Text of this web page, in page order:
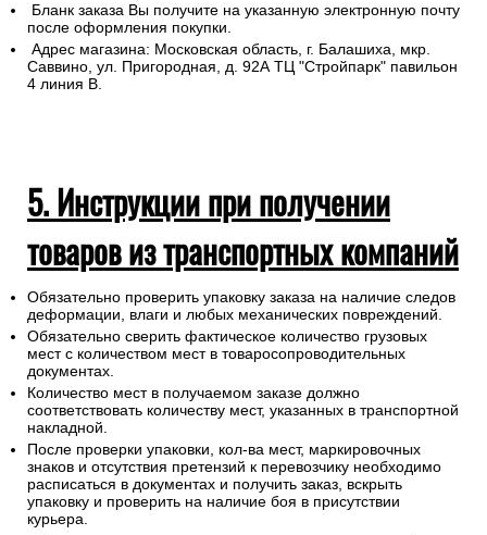
Бланк заказа Вы получите на указанную электронную почту
после оформления покупки.
Адрес магазина: Московская область, г. Балашиха, мкр.
Саввино, ул. Пригородная, д. 92А ТЦ "Стройпарк" павильон
4 линия В.
5. Инструкции при получении
товаров из транспортных компаний
Обязательно проверить упаковку заказа на наличие следов
деформации, влаги и любых механических повреждений.
Обязательно сверить фактическое количество грузовых
мест с количеством мест в товаросопроводительных
документах.
Количество мест в получаемом заказе должно
соответствовать количеству мест, указанных в транспортной
накладной.
После проверки упаковки, кол-ва мест, маркировочных
знаков и отсутствия претензий к перевозчику необходимо
расписаться в документах и получить заказ, вскрыть
упаковку и проверить на наличие боя в присутствии
курьера.